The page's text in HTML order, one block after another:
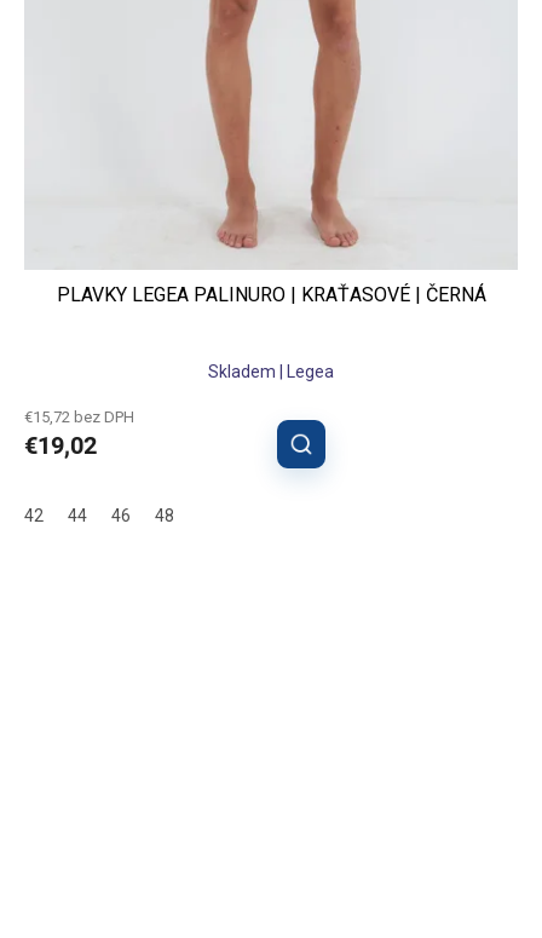
PLAVKY LEGEA PALINURO | KRAŤASOVÉ | ČERNÁ
Skladem | Legea
€15,72 bez DPH
€19,02
42 44 46 48